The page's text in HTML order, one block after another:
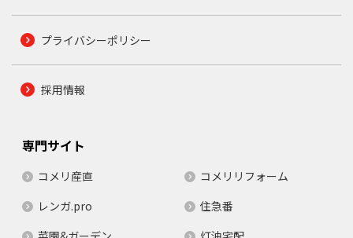
プライバシーポリシー
採用情報
専門サイト
コメリ産直
コメリリフォーム
レンガ.pro
住急番